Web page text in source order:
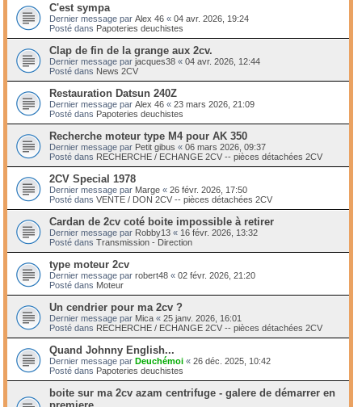
C'est sympa
Dernier message par Alex 46 « 04 avr. 2026, 19:24
Posté dans Papoteries deuchistes
Clap de fin de la grange aux 2cv.
Dernier message par jacques38 « 04 avr. 2026, 12:44
Posté dans News 2CV
Restauration Datsun 240Z
Dernier message par Alex 46 « 23 mars 2026, 21:09
Posté dans Papoteries deuchistes
Recherche moteur type M4 pour AK 350
Dernier message par Petit gibus « 06 mars 2026, 09:37
Posté dans RECHERCHE / ECHANGE 2CV -- pièces détachées 2CV
2CV Special 1978
Dernier message par Marge « 26 févr. 2026, 17:50
Posté dans VENTE / DON 2CV -- pièces détachées 2CV
Cardan de 2cv coté boite impossible à retirer
Dernier message par Robby13 « 16 févr. 2026, 13:32
Posté dans Transmission - Direction
type moteur 2cv
Dernier message par robert48 « 02 févr. 2026, 21:20
Posté dans Moteur
Un cendrier pour ma 2cv ?
Dernier message par Mica « 25 janv. 2026, 16:01
Posté dans RECHERCHE / ECHANGE 2CV -- pièces détachées 2CV
Quand Johnny English...
Dernier message par Deuchémoi « 26 déc. 2025, 10:42
Posté dans Papoteries deuchistes
boite sur ma 2cv azam centrifuge - galere de démarrer en
premiere